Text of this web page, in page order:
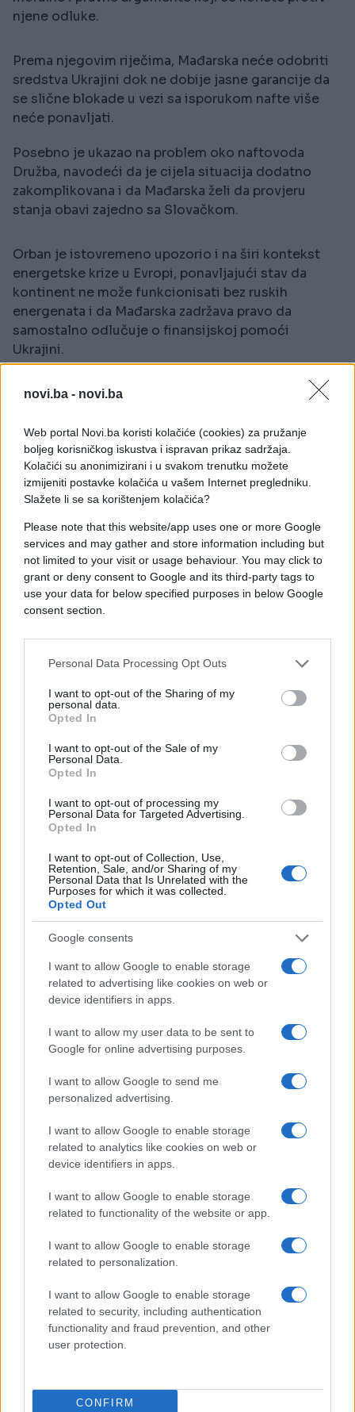
novi.ba - novi.ba
Web portal Novi.ba koristi kolačiće (cookies) za pružanje
boljeg korisničkog iskustva i ispravan prikaz sadržaja.
Kolačići su anonimizirani i u svakom trenutku možete
izmijeniti postavke kolačića u vašem Internet pregledniku.
Slažete li se sa korištenjem kolačića?
Please note that this website/app uses one or more Google
services and may gather and store information including but
not limited to your visit or usage behaviour. You may click to
grant or deny consent to Google and its third-party tags to
use your data for below specified purposes in below Google
consent section.
Personal Data Processing Opt Outs
I want to opt-out of the Sharing of my
personal data.
Opted In
I want to opt-out of the Sale of my
Personal Data.
Opted In
I want to opt-out of processing my
Personal Data for Targeted Advertising.
Opted In
I want to opt-out of Collection, Use,
Retention, Sale, and/or Sharing of my
Personal Data that Is Unrelated with the
Purposes for which it was collected.
Opted Out
Google consents
I want to allow Google to enable storage
related to advertising like cookies on web or
device identifiers in apps.
I want to allow my user data to be sent to
Google for online advertising purposes.
I want to allow Google to send me
personalized advertising.
I want to allow Google to enable storage
related to analytics like cookies on web or
device identifiers in apps.
I want to allow Google to enable storage
related to functionality of the website or app.
I want to allow Google to enable storage
related to personalization.
I want to allow Google to enable storage
related to security, including authentication
functionality and fraud prevention, and other
user protection.
CONFIRM
njene odluke.
Prema njegovim riječima, Mađarska neće odobriti
sredstva Ukrajini dok ne dobije jasne garancije da
se slične blokade u vezi sa isporukom nafte više
neće ponavljati.
Posebno je ukazao na problem oko naftovoda
Družba, navodeći da je cijela situacija dodatno
zakomplikovana i da Mađarska želi da provjeru
stanja obavi zajedno sa Slovačkom.
Orban je istovremeno upozorio i na širi kontekst
energetske krize u Evropi, ponavljajući stav da
kontinent ne može funkcionisati bez ruskih
energenata i da Mađarska zadržava pravo da
samostalno odlučuje o finansijskoj pomoći
Ukrajini.
Slovačka nisu dale saglasnost za finansijski paket
nastaviti razgovori unutar Evropske unije.
#Victor Orban